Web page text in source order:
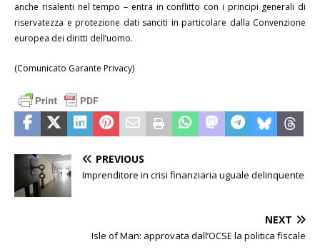
anche risalenti nel tempo – entra in conflitto con i principi generali di
riservatezza e protezione dati sanciti in particolare dalla Convenzione
europea dei diritti dell’uomo.
(Comunicato Garante Privacy)
PREVIOUS
Imprenditore in crisi finanziaria uguale delinquente
NEXT
Isle of Man: approvata dall’OCSE la politica fiscale